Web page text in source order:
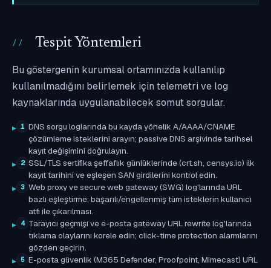
Tespit Yöntemleri
Bu göstergenin kurumsal ortamınızda kullanılıp
kullanılmadığını belirlemek için telemetri ve log
kaynaklarında uygulanabilecek somut sorgular.
1 DNS sorgu loglarında bu kayda yönelik A/AAAA/CNAME
çözümleme isteklerini arayın; passive DNS arşivinde tarihsel
kayıt değişimini doğrulayın.
2 SSL/TLS sertifika şeffaflık günlüklerinde (crt.sh, censys.io) ilk
kayıt tarihini ve eşleşen SAN girdilerini kontrol edin.
3 Web proxy ve secure web gateway (SWG) log'larında URL
bazlı eşleştirme; başarılı/engellenmiş tüm isteklerin kullanıcı
atfı ile çıkarılması.
4 Tarayıcı geçmişi ve e-posta gateway URL rewrite log'larında
tıklama olaylarını korele edin; click-time protection alarmlarını
gözden geçirin.
5 E-posta güvenlik (M365 Defender, Proofpoint, Mimecast) URL